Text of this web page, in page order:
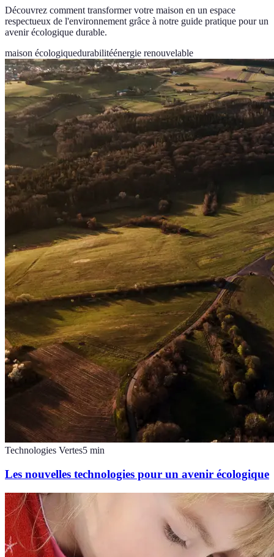
Découvrez comment transformer votre maison en un espace
respectueux de l'environnement grâce à notre guide pratique pour un
avenir écologique durable.
maison écologiquedurabilitéénergie renouvelable
Technologies Vertes5 min
Les nouvelles technologies pour un avenir écologique